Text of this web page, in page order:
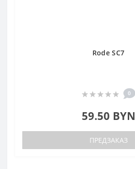
Rode SC7
0
59.50 BYN
ПРЕДЗАКАЗ